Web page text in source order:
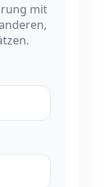
mit